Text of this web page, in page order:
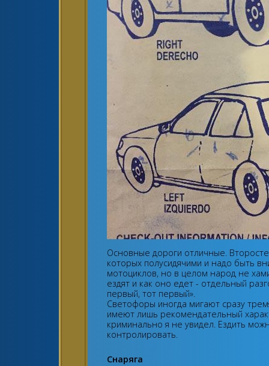
Основные дороги отличные.
которых полусидячими и надо быть
мотоциклов, но в целом народ не
ездят и как оно едет - отдельный
первый, тот первый».
Светофоры иногда мигают сразу
имеют лишь рекомендательный
криминально я не увидел. Ездить
контролировать.
Снаряга